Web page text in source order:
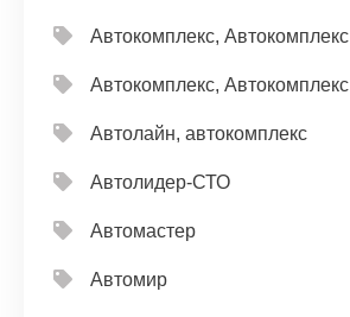
Автокомплекс, Автокомплекс
Автокомплекс, Автокомплекс
Автолайн, автокомплекс
Автолидер-СТО
Автомастер
Автомир